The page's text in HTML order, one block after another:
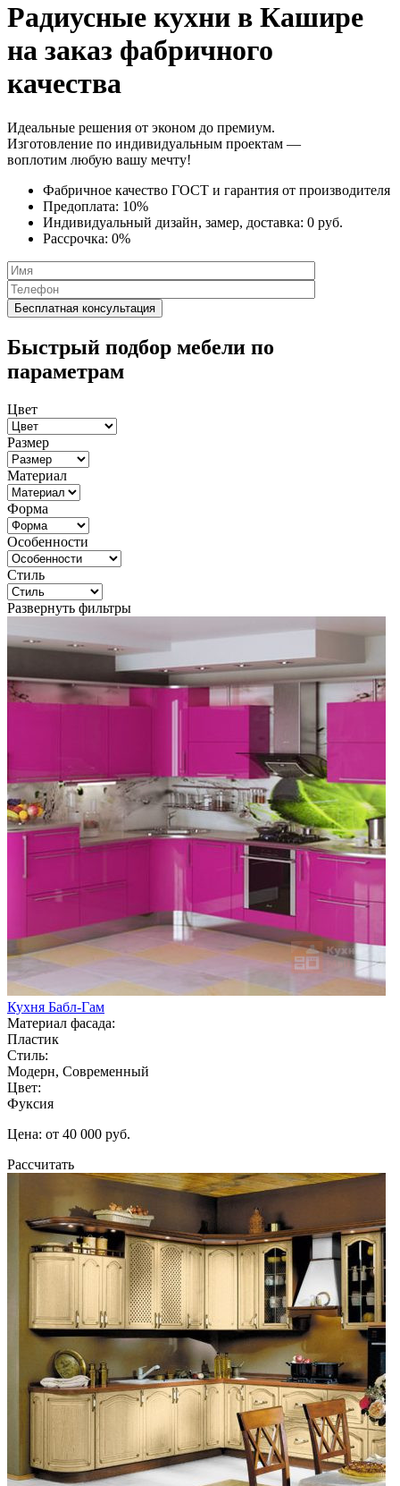
Радиусные кухни в Кашире
на заказ фабричного
качества
Идеальные решения от эконом до премиум.
Изготовление по индивидуальным проектам —
воплотим любую вашу мечту!
Фабричное качество ГОСТ и гарантия от производителя
Предоплата: 10%
Индивидуальный дизайн, замер, доставка: 0 руб.
Рассрочка: 0%
Быстрый подбор мебели по
параметрам
Цвет
Размер
Материал
Форма
Особенности
Стиль
Развернуть фильтры
Кухня Бабл-Гам
Материал фасада:
Пластик
Стиль:
Модерн, Современный
Цвет:
Фуксия
Цена: от 40 000 руб.
Рассчитать